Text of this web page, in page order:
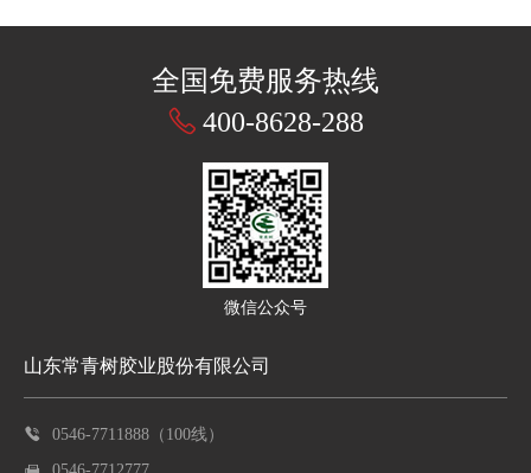
全国免费服务热线
400-8628-288
微信公众号
山东常青树胶业股份有限公司
0546-7711888（100线）
0546-7712777